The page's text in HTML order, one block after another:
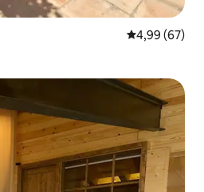
Priemerné
4,99 (67)